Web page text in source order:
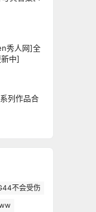
秀人网]全
中]
列作品合
不会受伤